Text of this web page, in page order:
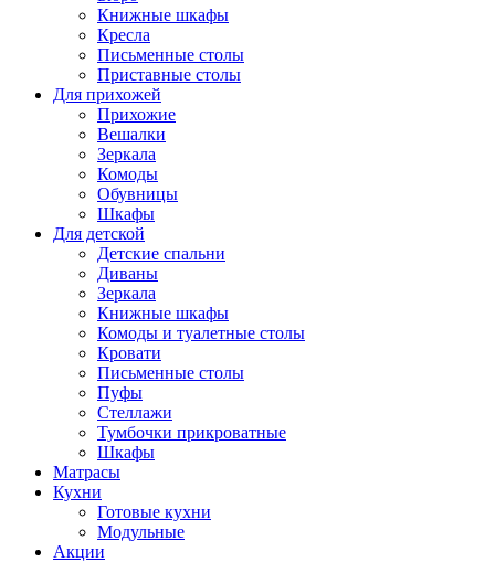
Книжные шкафы
Кресла
Письменные столы
Приставные столы
Для прихожей
Прихожие
Вешалки
Зеркала
Комоды
Обувницы
Шкафы
Для детской
Детские спальни
Диваны
Зеркала
Книжные шкафы
Комоды и туалетные столы
Кровати
Письменные столы
Пуфы
Стеллажи
Тумбочки прикроватные
Шкафы
Матрасы
Кухни
Готовые кухни
Модульные
Акции